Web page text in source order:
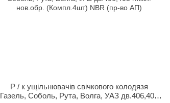
Р / к ущільнювачів свічкового колодязя
Газель, Соболь, Рута, Волга, УАЗ дв.406,405